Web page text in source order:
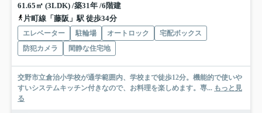
61.65㎡ (3LDK) /築31年 /6階建
片町線「藤阪」駅 徒歩34分
エレベーター 駐輪場 オートロック
宅配ボックス
防犯カメラ
閑静な住宅地
交野市立倉治小学校が通学範囲内、学校まで徒歩12分。機能的で使いや
すいシステムキッチン付きなので、お料理を楽しめます。専... もっと見
る